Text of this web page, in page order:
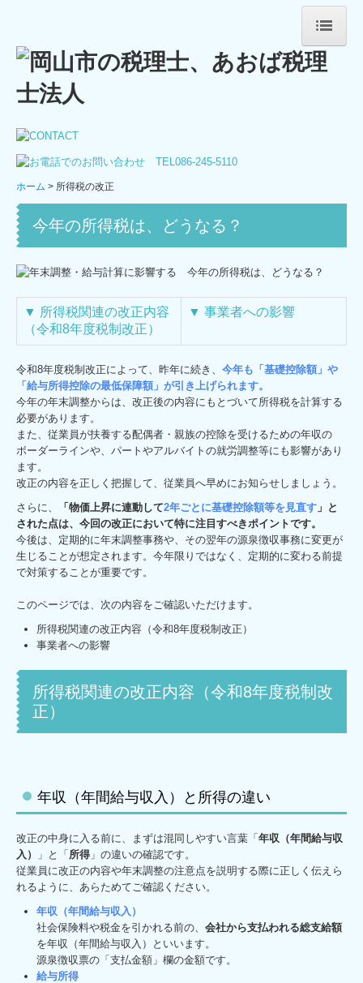
ホーム
法人案内
ごあいさつ
法人概要
スタッフ紹介
あれこれ
サービス案内
法人・個人事業主の皆さま
デジタル化支援
創業支援・会社設立
相続・資産税について
セミナー案内
料金について
顧問契約のながれ
採用情報
スタッフインタビュー
キャリアアップ・教育制度
募集要項
ホーム 所得税の改正
今年の所得税は、どうなる？
▼ 所得税関連の改正内容
（令和8年度税制改正）
▼ 事業者への影響
令和8年度税制改正によって、昨年に続き、 今年も「基礎控除額」や
「給与所得控除の最低保障額」が引き上げられます。
今年の年末調整からは、改正後の内容にもとづいて所得税を計算する
必要があります。
また、従業員が扶養する配偶者・親族の控除を受けるための年収の
ボーダーラインや、パートやアルバイトの就労調整等にも影響があり
ます。
改正の内容を正しく把握して、従業員へ早めにお知らせしましょう。
さらに、
「物価上昇に連動して2年ごとに基礎控除額等を見直す 」と
された点は、今回の改正において特に注目すべきポイントです。
今後は、定期的に年末調整事務や、その翌年の源泉徴収事務に変更が
生じることが想定されます。今年限りではなく、定期的に変わる前提
で対策することが重要です。
このページでは、次の内容をご確認いただけます。
所得税関連の改正内容（令和8年度税制改正）
事業者への影響
所得税関連の改正内容（令和8年度税制改
正）
年収（年間給与収入）と所得の違い
改正の中身に入る前に、まずは混同しやすい言葉「年収（年間給与収
入）
」と「所得」の違いの確認です。
従業員に改正の内容や年末調整の注意点を説明する際に正しく伝えら
れるように、あらためてご確認ください。
年収（年間給与収入）
社会保険料や税金を引かれる前の、 会社から支払われる総支給額
を年収（年間給与収入）といいます。
源泉徴収票の「支払金額」欄の金額です。
給与所得